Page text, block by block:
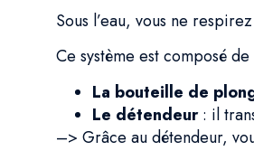
Sous l’eau, vous ne
Ce système est composé
La bouteille de
Le détendeur: il
–> Grâce au détendeur,